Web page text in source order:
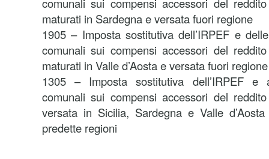
maturati in Sardegna e versata fuori regione
1905 – Imposta sostitutiva dell’IRPEF e
comunali sui compensi accessori del
maturati in Valle d’Aosta e versata fuori regione
1305 – Imposta sostitutiva dell’IRPEF e
comunali sui compensi accessori del
versata in Sicilia, Sardegna e Valle
predette regioni